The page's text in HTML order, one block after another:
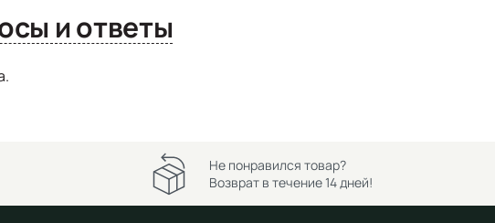
Вопросы и ответы
Не понравился товар?
Возврат в течение 14 дней!